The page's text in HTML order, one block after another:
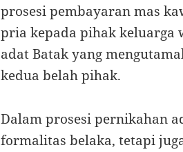
prosesi pembayaran mas
pria kepada pihak keluarga
adat Batak yang
kedua belah pihak.
Dalam prosesi pernikahan
formalitas belaka, tetapi